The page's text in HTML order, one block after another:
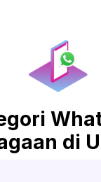
di